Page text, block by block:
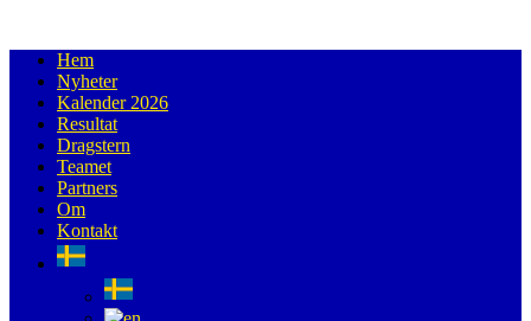
Hem
Nyheter
Kalender 2026
Resultat
Dragstern
Teamet
Partners
Om
Kontakt